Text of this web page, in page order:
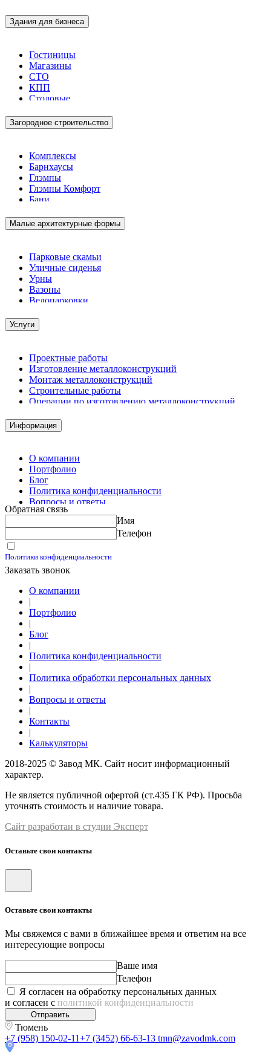
Здания для бизнеса
Гостиницы
Магазины
СТО
КПП
Столовые
Загородное строительство
Комплексы
Барнхаусы
Глэмпы
Глэмпы Комфорт
Бани
Малые архитектурные формы
Парковые скамьи
Уличные сиденья
Урны
Вазоны
Велопарковки
Услуги
Проектные работы
Изготовление металлоконструкций
Монтаж металлоконструкций
Строительные работы
Операции по изготовлению металлоконструкций
Комплектация металлопроката
Изготовление винтовых свай
Информация
О компании
Портфолио
Блог
Политика конфиденциальности
Вопросы и ответы
Контакты
Обратная связь
Имя
Телефон
Политики конфиденциальности
Заказать звонок
О компании
|
Портфолио
|
Блог
|
Политика конфиденциальности
|
Политика обработки персональных данных
|
Вопросы и ответы
|
Контакты
|
Калькуляторы
2018-2025 © Завод МК. Сайт носит информационный
характер.
Не является публичной офертой (ст.435 ГК РФ). Просьба
уточнять стоимость и наличие товара.
Сайт разработан в студии Эксперт
Оставьте свои контакты
Оставьте свои контакты
Мы свяжемся с вами в ближайшее время и ответим на все
интересующие вопросы
Ваше имя
Телефон
Я согласен на обработку персональных данных
и согласен с политикой конфиденциальности
Отправить
Тюмень
+7 (958) 150-02-11+7 (3452) 66-63-13 tmn@zavodmk.com